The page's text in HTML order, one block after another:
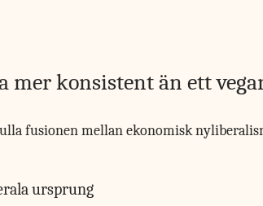
mer konsistent än ett
fusionen mellan ekonomisk
ursprung